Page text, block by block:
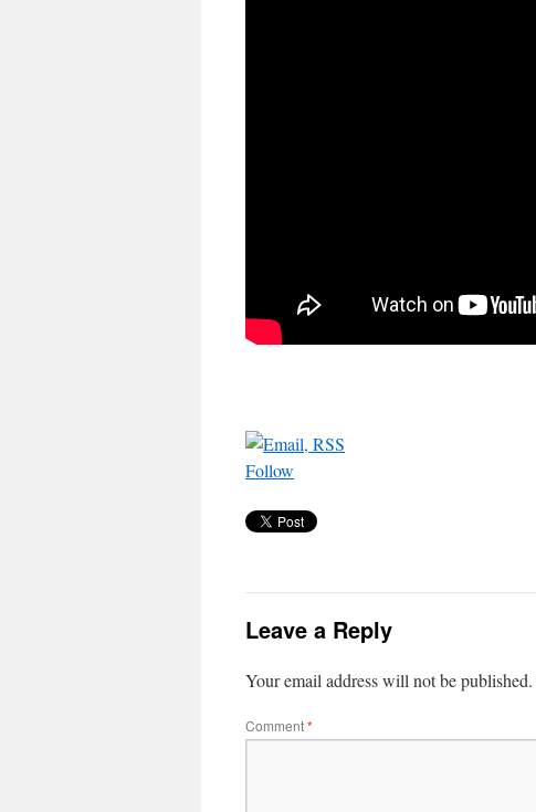
Follow
Leave a Reply
Your email address will not be published.
Comment*